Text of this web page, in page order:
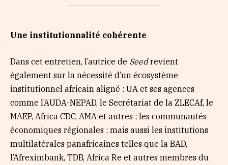
Une institutionnalité cohérente
Dans cet entretien, l’autrice de Seedrevient
également sur la nécessité d’un écosystème
institutionnel africain aligné : UA et ses agences
comme l’AUDA-NEPAD, le Secrétariat de la ZLECAf, le
MAEP, Africa CDC, AMA et autres ; les communautés
économiques régionales ; mais aussi les institutions
multilatérales panafricaines telles que la BAD,
l’Afreximbank, TDB, Africa Re et autres membres du